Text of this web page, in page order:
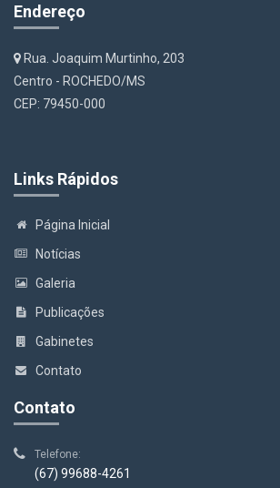
Endereço
Rua. Joaquim Murtinho, 203
Centro - ROCHEDO/MS
CEP: 79450-000
Links Rápidos
Página Inicial
Notícias
Galeria
Publicações
Gabinetes
Contato
Contato
Telefone:
(67) 99688-4261